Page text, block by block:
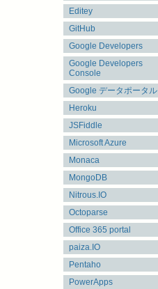
Editey
GitHub
Google Developers
Google Developers
Console
Google データポータル
Heroku
JSFiddle
Microsoft Azure
Monaca
MongoDB
Nitrous.IO
Octoparse
Office 365 portal
paiza.IO
Pentaho
PowerApps